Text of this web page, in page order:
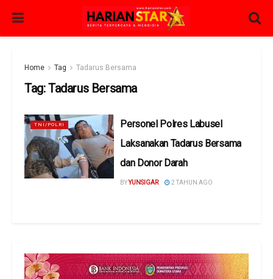
Home Tag Tadarus Bersama
Tag:Tadarus Bersama
TNI/POLRI
Personel Polres Labusel
Laksanakan Tadarus Bersama
dan Donor Darah
BYYUNSIGAR 2 TAHUN AGO